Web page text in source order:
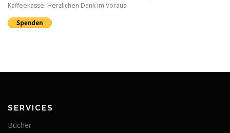
Kaffeekasse. Herzlichen Dank im Voraus.
SERVICES
Bücher